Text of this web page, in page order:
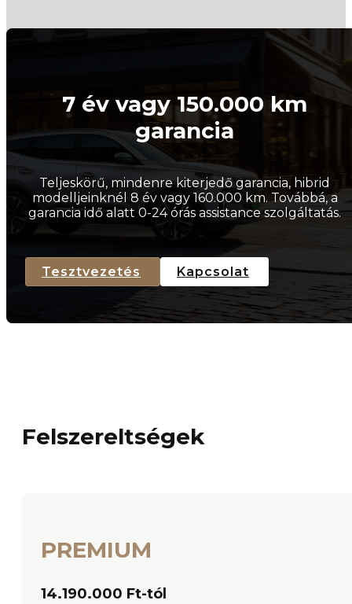
7 év vagy 150.000 km
garancia
Teljeskörű, mindenre kiterjedő garancia, hibrid
modelljeinknél 8 év vagy 160.000 km. Továbbá, a
garancia idő alatt 0-24 órás assistance szolgáltatás.
Tesztvezetés Kapcsolat
Felszereltségek
PREMIUM
14.190.000 Ft-tól